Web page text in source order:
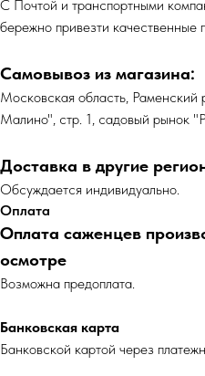
С Почтой и транспортными
бережно привезти качественные
Самовывоз из магазина:
Московская область,
Малино", стр. 1, садовый рынок
Доставка в другие
Обсуждается индивидуально.
Оплата
Оплата саженцев
осмотре
Возможна предоплата.
Банковская карта
Банковской картой через